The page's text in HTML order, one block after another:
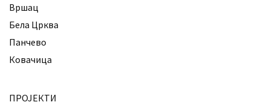
Вршац
Бела Црква
Панчево
Ковачица
ПРОЈЕКТИ